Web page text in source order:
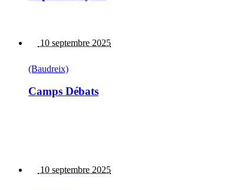
10 septembre 2025
(Baudreix)
Camps Débats
10 septembre 2025